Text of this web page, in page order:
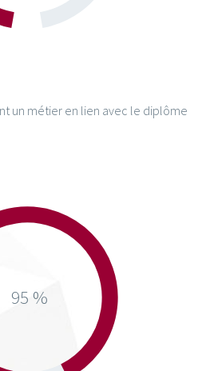
un métier en lien avec le diplôme
95 %